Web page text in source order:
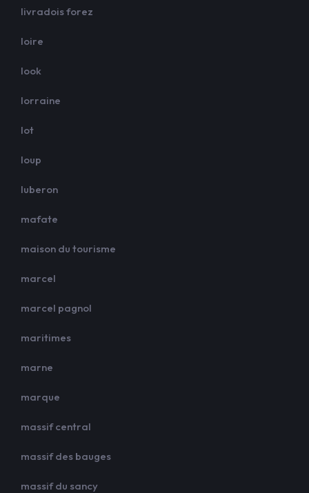
livradois forez
loire
look
lorraine
lot
loup
luberon
mafate
maison du tourisme
marcel
marcel pagnol
maritimes
marne
marque
massif central
massif des bauges
massif du sancy